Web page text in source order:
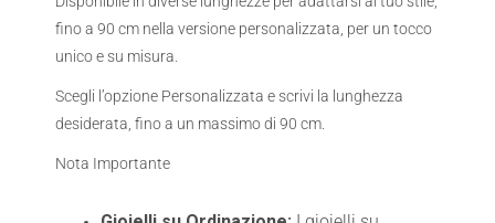
fino a 90 cm nella versione personalizzata, per un tocco
unico e su misura.
Scegli l’opzione Personalizzata e scrivi la lunghezza
desiderata, fino a un massimo di 90 cm.
Nota Importante